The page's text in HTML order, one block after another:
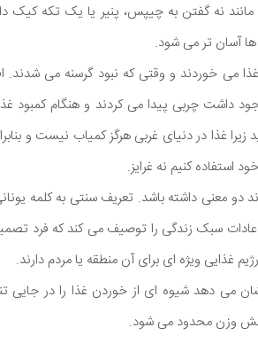
نه گفتن به چیپس، پنیر یا یک تکه کیک
آسان تر می شود.
می خوردند و وقتی که نبود گرسنه می شدند.
داشت چربی پیدا می کردند و هنگام کمبود
غذا در دنیای غربی هرگز کمیاب نیست و
استفاده کنیم نه غرایز.
سبک زندگی را توصیف می کند که فرد
غذایی ویژه ای برای آن منطقه یا مردم دارند.
می دهد شیوه ای از خوردن غذا را در جایی
وزن محدود می شود.